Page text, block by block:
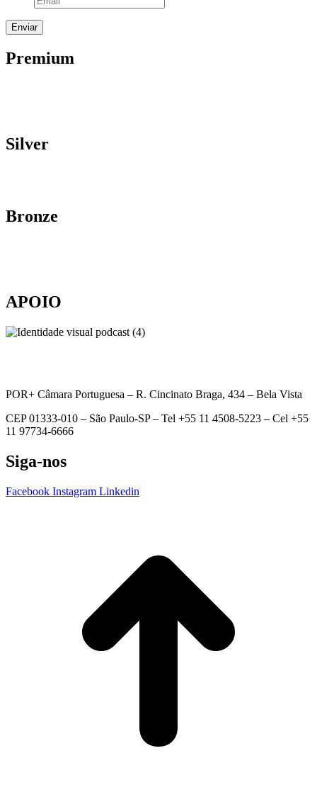
Premium
Silver
Bronze
APOIO
POR+ Câmara Portuguesa – R. Cincinato Braga, 434 – Bela Vista
CEP 01333-010 – São Paulo-SP – Tel +55 11 4508-5223 – Cel +55
11 97734-6666
Siga-nos
Facebook Instagram Linkedin